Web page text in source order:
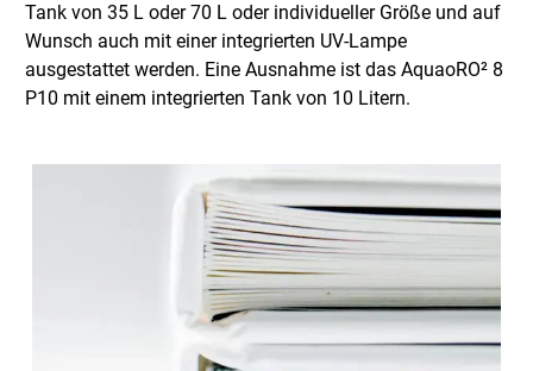
Tank von 35 L oder 70 L oder individueller Größe und auf
Wunsch auch mit einer integrierten UV-Lampe
ausgestattet werden. Eine Ausnahme ist das AquaoRO² 8
P10 mit einem integrierten Tank von 10 Litern.